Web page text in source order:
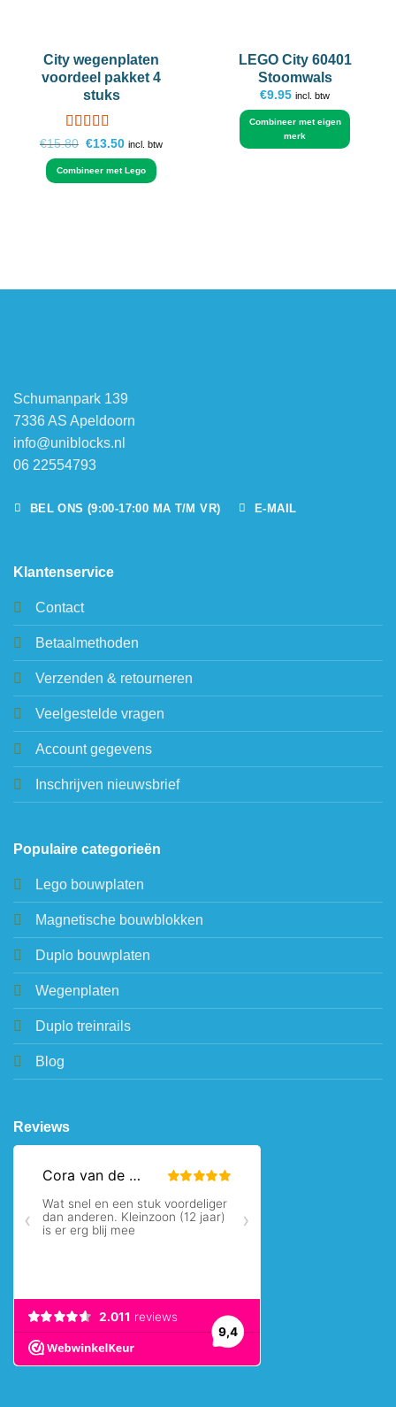
City wegenplaten
voordeel pakket 4
stuks
Gewaardeerd
4.85uit 5
€15.80 Oorspronkelijke
€15.80.
€13.50Huidige
is:
€13.50.
incl. btw
Combineer met Lego
LEGO City 60401
Stoomwals
€9.95 incl. btw
Combineer met eigen
merk
Schumanpark 139
7336 AS Apeldoorn
info@uniblocks.nl
06 22554793
BEL ONS (9:00-17:00 MA T/M VR) E-MAIL
Klantenservice
Contact
Betaalmethoden
Verzenden & retourneren
Veelgestelde vragen
Account gegevens
Inschrijven nieuwsbrief
Populaire categorieën
Lego bouwplaten
Magnetische bouwblokken
Duplo bouwplaten
Wegenplaten
Duplo treinrails
Blog
Reviews